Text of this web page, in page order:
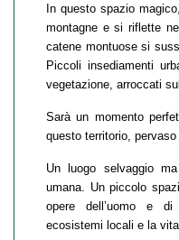
In questo spazio
montagne e si riflette
catene montuose si
Piccoli insediamenti
vegetazione, arroccati
Sarà un momento
questo territorio, pervaso
Un luogo selvaggio
umana. Un piccolo
opere dell’uomo e
ecosistemi locali e la